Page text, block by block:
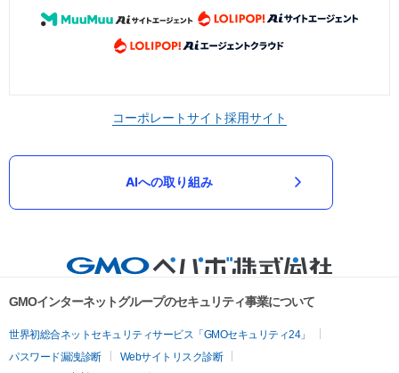
コーポレートサイト採用サイト
AIへの取り組み
GMOインターネットグループのセキュリティ事業について
世界初総合ネットセキュリティサービス「GMOセキュリティ24」
パスワード漏洩診断
Webサイトリスク診断